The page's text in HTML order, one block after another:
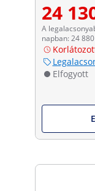
24
A
napban: 24
Elfogyott